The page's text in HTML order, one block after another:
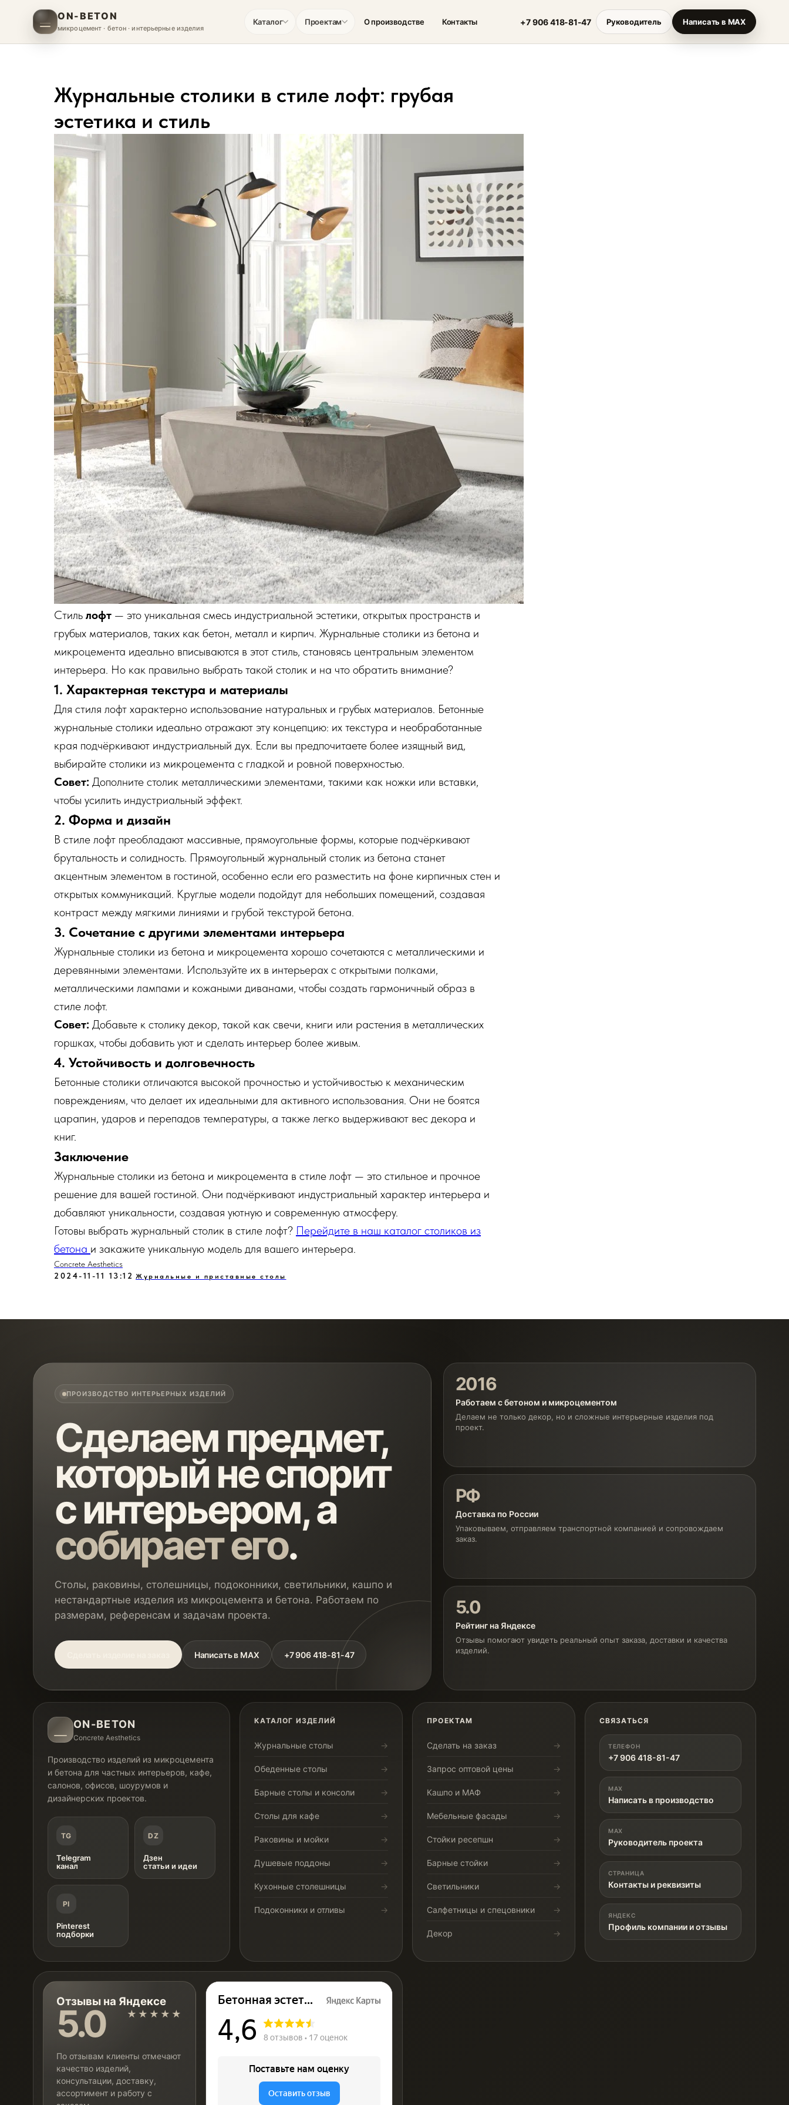
ON-BETON
микроцемент · бетон · интерьерные изделия
Каталог Проектам О производстве Контакты +7 906 418-81-47 Руководитель Написать в MAX
Журнальные столики в стиле лофт: грубая
эстетика и стиль
Стиль лофт — это уникальная смесь индустриальной эстетики, открытых пространств и
грубых материалов, таких как бетон, металл и кирпич. Журнальные столики из бетона и
микроцемента идеально вписываются в этот стиль, становясь центральным элементом
интерьера. Но как правильно выбрать такой столик и на что обратить внимание?
1. Характерная текстура и материалы
Для стиля лофт характерно использование натуральных и грубых материалов. Бетонные
журнальные столики идеально отражают эту концепцию: их текстура и необработанные
края подчёркивают индустриальный дух. Если вы предпочитаете более изящный вид,
выбирайте столики из микроцемента с гладкой и ровной поверхностью.
Совет: Дополните столик металлическими элементами, такими как ножки или вставки,
чтобы усилить индустриальный эффект.
2. Форма и дизайн
В стиле лофт преобладают массивные, прямоугольные формы, которые подчёркивают
брутальность и солидность. Прямоугольный журнальный столик из бетона станет
акцентным элементом в гостиной, особенно если его разместить на фоне кирпичных стен и
открытых коммуникаций. Круглые модели подойдут для небольших помещений, создавая
контраст между мягкими линиями и грубой текстурой бетона.
3. Сочетание с другими элементами интерьера
Журнальные столики из бетона и микроцемента хорошо сочетаются с металлическими и
деревянными элементами. Используйте их в интерьерах с открытыми полками,
металлическими лампами и кожаными диванами, чтобы создать гармоничный образ в
стиле лофт.
Совет: Добавьте к столику декор, такой как свечи, книги или растения в металлических
горшках, чтобы добавить уют и сделать интерьер более живым.
4. Устойчивость и долговечность
Бетонные столики отличаются высокой прочностью и устойчивостью к механическим
повреждениям, что делает их идеальными для активного использования. Они не боятся
царапин, ударов и перепадов температуры, а также легко выдерживают вес декора и
книг.
Заключение
Журнальные столики из бетона и микроцемента в стиле лофт — это стильное и прочное
решение для вашей гостиной. Они подчёркивают индустриальный характер интерьера и
добавляют уникальности, создавая уютную и современную атмосферу.
Готовы выбрать журнальный столик в стиле лофт? Перейдите в наш каталог столиков из
бетона и закажите уникальную модель для вашего интерьера.
Concrete Aesthetics
2024-11-11 13:12 Журнальные и приставные столы
ПРОИЗВОДСТВО ИНТЕРЬЕРНЫХ ИЗДЕЛИЙ
Сделаем предмет,
который не спорит
с интерьером, а
собирает его.
Столы, раковины, столешницы, подоконники, светильники, кашпо и
нестандартные изделия из микроцемента и бетона. Работаем по
размерам, референсам и задачам проекта.
Написать в MAX +7 906 418-81-47
2016
Работаем с бетоном и микроцементом
Делаем не только декор, но и сложные интерьерные изделия под
проект.
РФ
Доставка по России
Упаковываем, отправляем транспортной компанией и сопровождаем
заказ.
5.0
Рейтинг на Яндексе
Отзывы помогают увидеть реальный опыт заказа, доставки и качества
изделий.
ON-BETON
Concrete Aesthetics
Производство изделий из микроцемента
и бетона для частных интерьеров, кафе,
салонов, офисов, шоурумов и
дизайнерских проектов.
TG
Telegram
канал
DZ
Дзен
статьи и идеи
PI
Pinterest
подборки
КАТАЛОГ ИЗДЕЛИЙ
Журнальные столы
Обеденные столы
Барные столы и консоли
Столы для кафе
Раковины и мойки
Душевые поддоны
Кухонные столешницы
Подоконники и отливы
ПРОЕКТАМ
Сделать на заказ
Запрос оптовой цены
Кашпо и МАФ
Мебельные фасады
Стойки ресепшн
Барные стойки
Светильники
Салфетницы и спецовники
Декор
СВЯЗАТЬСЯ
ТЕЛЕФОН
+7 906 418-81-47
MAX
Написать в производство
MAX
Руководитель проекта
СТРАНИЦА
Контакты и реквизиты
ЯНДЕКС
Профиль компании и отзывы
Отзывы на Яндексе
5.0 ★★★★★
По отзывам клиенты отмечают
качество изделий,
консультации, доставку,
ассортимент и работу с